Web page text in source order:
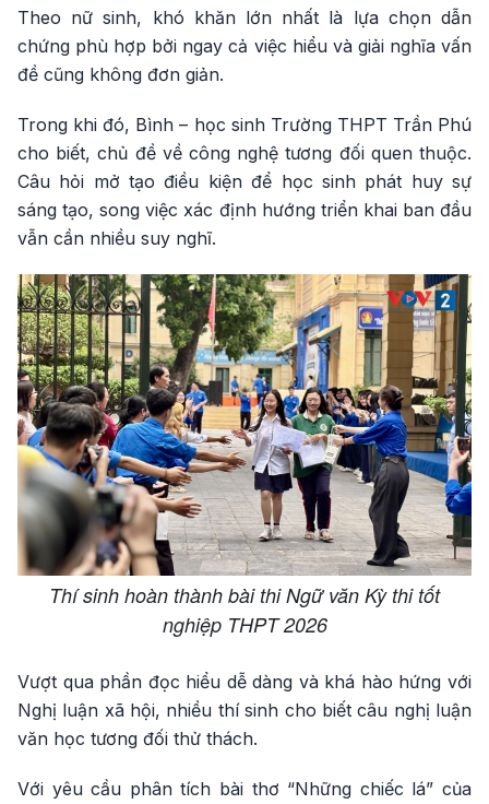
Theo nữ sinh, khó khăn lớn nhất là lựa chọn dẫn
chứng phù hợp bởi ngay cả việc hiểu và giải nghĩa vấn
đề cũng không đơn giản.
Trong khi đó, Bình – học sinh Trường THPT Trần Phú
cho biết, chủ đề về công nghệ tương đối quen thuộc.
Câu hỏi mở tạo điều kiện để học sinh phát huy sự
sáng tạo, song việc xác định hướng triển khai ban đầu
vẫn cần nhiều suy nghĩ.
Thí sinh hoàn thành bài thi Ngữ văn Kỳ thi tốt
nghiệp THPT 2026
Vượt qua phần đọc hiểu dễ dàng và khá hào hứng với
Nghị luận xã hội, nhiều thí sinh cho biết câu nghị luận
văn học tương đối thử thách.
Với yêu cầu phân tích bài thơ “Những chiếc lá” của